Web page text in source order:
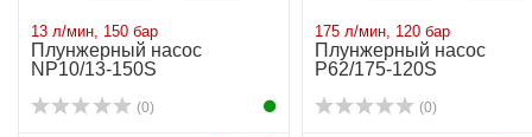
13 л/мин, 150 бар
Плунжерный насос
NP10/13-150S
(0)
175 л/мин, 120 бар
Плунжерный насос
P62/175-120S
(0)